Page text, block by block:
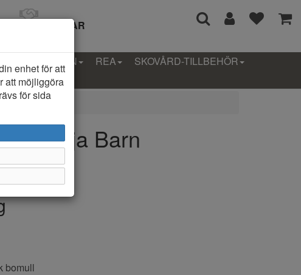
KÖP I 14 DAGAR
REA
SKOVÅRD-TILLBEHÖR
Tröja Barn
bomull
enhet för att
att möjliggöra
för sida